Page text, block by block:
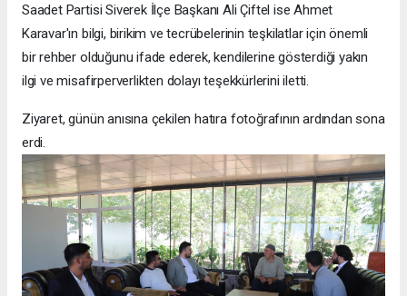
Saadet Partisi Siverek İlçe Başkanı Ali Çiftel ise Ahmet
Karavar'ın bilgi, birikim ve tecrübelerinin teşkilatlar için önemli
bir rehber olduğunu ifade ederek, kendilerine gösterdiği yakın
ilgi ve misafirperverlikten dolayı teşekkürlerini iletti.
Ziyaret, günün anısına çekilen hatıra fotoğrafının ardından sona
erdi.